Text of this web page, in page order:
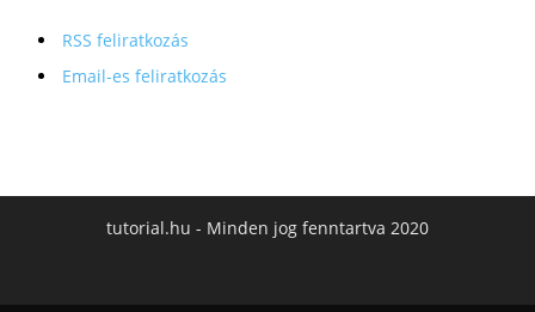
RSS feliratkozás
Email-es feliratkozás
tutorial.hu - Minden jog fenntartva 2020